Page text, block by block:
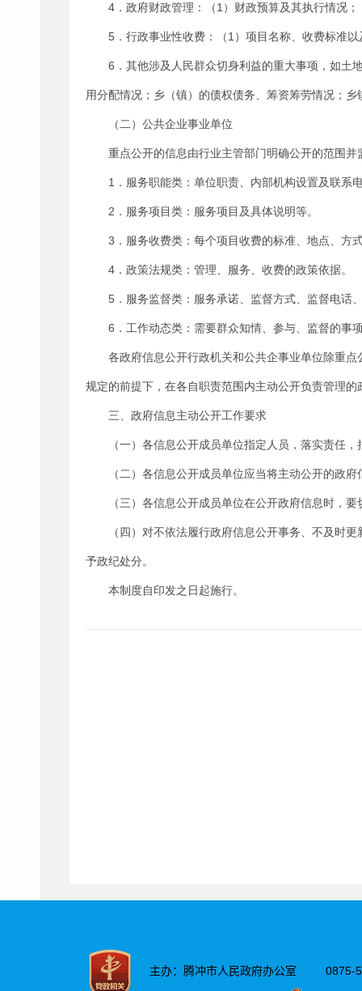
4．政府财政管理：（1）财政预算及其执行情况
5．行政事业性收费：（1）项目名称、收费标准
6．其他涉及人民群众切身利益的重大事项，如土
用分配情况；乡（镇）的债权债务、筹资筹劳情况；
（二）公共企业事业单位
重点公开的信息由行业主管部门明确公开的范围
1．服务职能类：单位职责、内部机构设置及联系
2．服务项目类：服务项目及具体说明等。
3．服务收费类：每个项目收费的标准、地点、方
4．政策法规类：管理、服务、收费的政策依据。
5．服务监督类：服务承诺、监督方式、监督电话
6．工作动态类：需要群众知情、参与、监督的事
各政府信息公开行政机关和公共企事业单位除重
规定的前提下，在各自职责范围内主动公开负责管理
三、政府信息主动公开工作要求
（一）各信息公开成员单位指定人员，落实责任
（二）各信息公开成员单位应当将主动公开的政
（三）各信息公开成员单位在公开政府信息时，
（四）对不依法履行政府信息公开事务、不及时
予政纪处分。
本制度自印发之日起施行。